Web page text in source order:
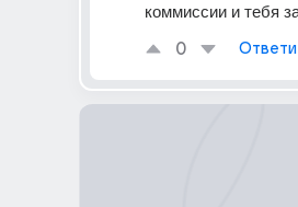
коммиссии и тебя
0